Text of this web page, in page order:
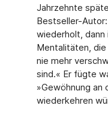
Jahrzehnte
Bestseller-
wiederholt, dann
Mentalitäten,
nie mehr
sind.« Er fügte
»Gewöhnung an
wiederkehren